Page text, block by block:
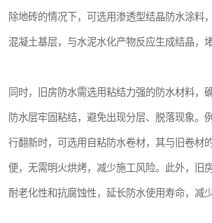
除地砖的情况下，可选用渗透型结晶防水涂料
混凝土基层，与水泥水化产物反应生成结晶，
同时，旧房防水需选用粘结力强的防水材料，
防水层牢固粘结，避免出现分层、脱落现象。
行翻新时，可选用自粘防水卷材，其与旧卷材
便，无需明火烘烤，减少施工风险。此外，旧
耐老化性和抗腐蚀性，延长防水使用寿命，减